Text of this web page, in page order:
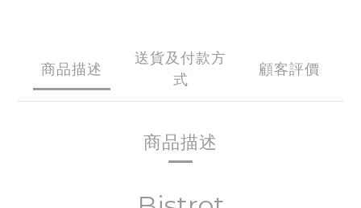
商品描述
送貨及付款方
式
顧客評價
商品描述